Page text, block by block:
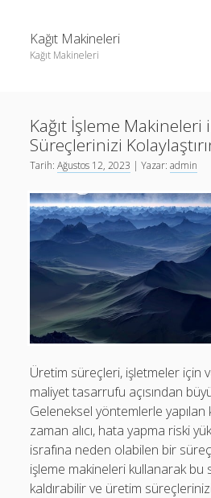
Kağıt Makineleri
Kağıt Makineleri
Liste
Sayfa Listesi
Youtube Yorum Kasma Şifresiz
Linkedin Takipçi Kasma Hilesi
Sayfa Listesi
tiktok takipçi sayısı nasıl arttırılır
Youtube Yorum Kasma Şifresiz
Kağıt İşleme Makineleri
Süreçlerinizi
Tarih:Ağustos 12, 2023 | Yazar:admin
Üretim süreçleri, işletmeler için
maliyet tasarrufu açısından
Geleneksel yöntemlerle yapılan
zaman alıcı, hata yapma riski
israfına neden olabilen bir
işleme makineleri kullanarak bu
kaldırabilir ve üretim